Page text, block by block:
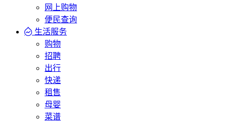
网上购物
便民查询
生活服务
购物
招聘
出行
快递
租售
母婴
菜谱